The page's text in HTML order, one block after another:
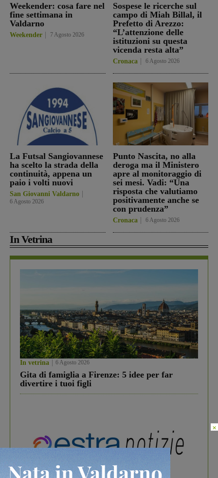
Weekender: cosa fare nel
fine settimana in
Valdarno
Weekender 7 Agosto 2026
Sospese le ricerche sul
campo di Miah Billal, il
Prefetto di Arezzo:
“L’attenzione delle
istituzioni su questa
vicenda resta alta”
Cronaca 6 Agosto 2026
La Futsal Sangiovannese
ha scelto la strada della
continuità, appena un
paio i volti nuovi
San Giovanni Valdarno
6 Agosto 2026
Punto Nascita, no alla
deroga ma il Ministero
apre al monitoraggio di
sei mesi. Vadi: “Una
risposta che valutiamo
positivamente anche se
con prudenza”
Cronaca 6 Agosto 2026
In Vetrina
In vetrina 6 Agosto 2026
Gita di famiglia a Firenze: 5 idee per far
divertire i tuoi figli
×